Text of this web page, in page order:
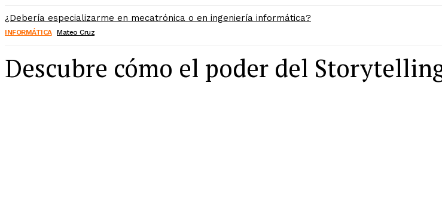
¿Debería especializarme en mecatrónica o en ingeniería informática?
INFORMÁTICA Mateo Cruz
Descubre cómo el poder del